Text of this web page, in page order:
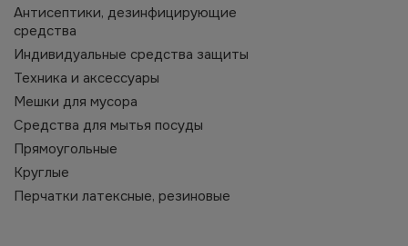
Антисептики, дезинфицирующие
средства
Индивидуальные средства защиты
Техника и аксессуары
Мешки для мусора
Средства для мытья посуды
Прямоугольные
Круглые
Перчатки латексные, резиновые